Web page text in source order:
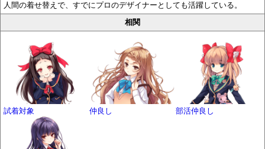
人間の着せ替えで、すでにプロのデザイナーとしても活躍している。
相関
試着対象 仲良し 部活仲良し